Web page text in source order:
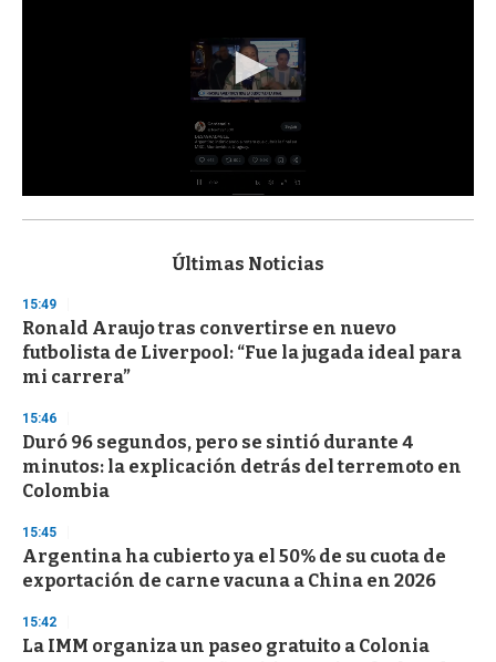
s
d
s
o
f
3
s
e
c
o
n
Últimas Noticias
15:49
Ronald Araujo tras convertirse en nuevo
futbolista de Liverpool: “Fue la jugada ideal para
mi carrera”
15:46
Duró 96 segundos, pero se sintió durante 4
minutos: la explicación detrás del terremoto en
Colombia
15:45
Argentina ha cubierto ya el 50% de su cuota de
exportación de carne vacuna a China en 2026
15:42
La IMM organiza un paseo gratuito a Colonia